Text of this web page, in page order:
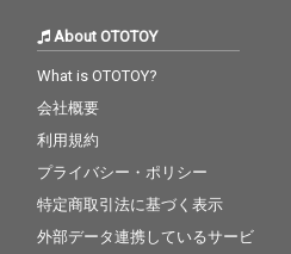
About OTOTOY
What is OTOTOY?
会社概要
利用規約
プライバシー・ポリシー
特定商取引法に基づく表示
外部データ連携しているサービ